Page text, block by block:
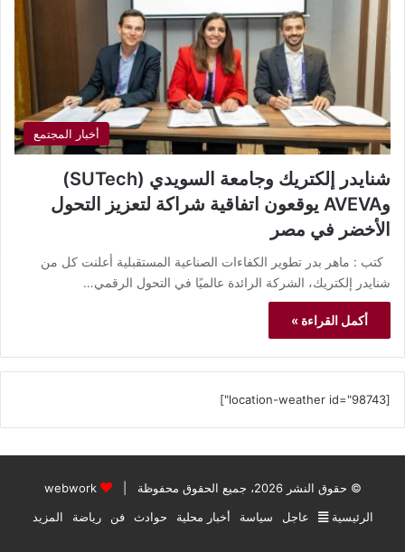
أخبار المجتمع
شنايدر إلكتريك وجامعة السويدي (SUTech)
وAVEVA يوقعون اتفاقية شراكة لتعزيز التحول
الأخضر في مصر
كتب : ماهر بدر تطوير الكفاءات الصناعية المستقبلية أعلنت كل من
شنايدر إلكتريك، الشركة الرائدة عالميًا في التحول الرقمي…
أكمل القراءة »
[location-weather id="98743"]
© حقوق النشر 2026، جميع الحقوق محفوظة |
webwork
الرئيسية
عاجل سياسة أخبار محلية حوادث فن رياضة المزيد